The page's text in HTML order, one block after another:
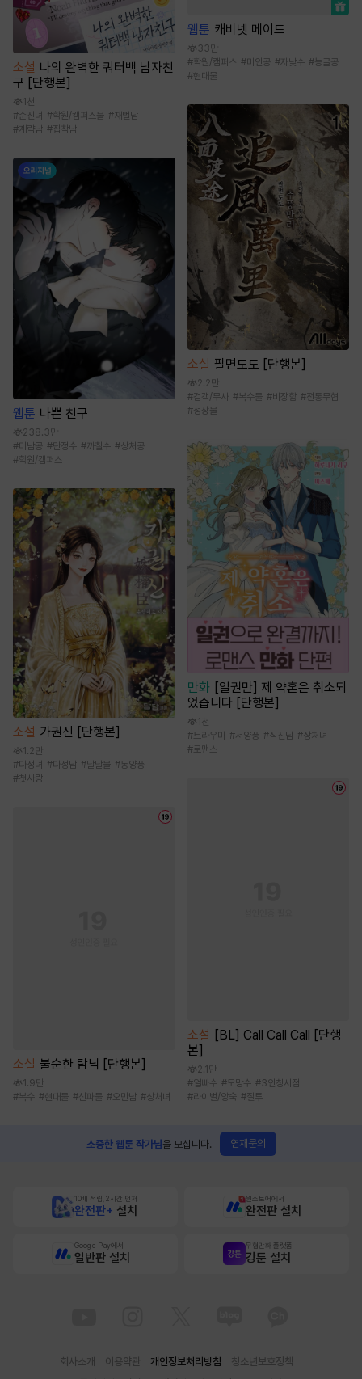
소설 나의 완벽한 쿼터백 남자친
구 [단행본]
1천
#순진녀 #학원/캠퍼스물 # 재벌남
# 계략남 #집착남
웹툰 나쁜 친구
238.3만
#미남공 #단정수 #까칠수 #상처공
#학원/캠퍼스
소설 가권신 [단행본]
1.2만
#다정녀 #다정남 #달달물 #동양풍
#첫사랑
소설 불순한 탐닉 [단행본]
1.9만
#복수 #현대물 #신파물 #오만남 #상처녀
웹툰 캐비넷 메이드
33만
#학원/캠퍼스 #미인공 #자낮수 #능글공
#현대물
소설 팔면도도 [단행본]
2.2만
#검객/무사 #복수물 #비장함 #전통무협
#성장물
만화
[일권만] 제 약혼은 취소되
었습니다 [단행본]
1천
#트라우마 #서양풍 #직진남 #상처녀
#로맨스
소설 [BL] Call Call Call [단행
본]
2.1만
#얼빠수 #도망수 #3인칭시점
#라이벌/앙숙 #질투
소중한 웹툰 작가님을 모십니다. 연재문의
10배 적립, 2시간 먼저
완전판+ 설치
원스토어에서
완전판 설치
Google Play에서
일반판 설치
무협만화 플랫폼
강툰 설치
회사소개 이용약관 개인정보처리방침
청소년보호정책